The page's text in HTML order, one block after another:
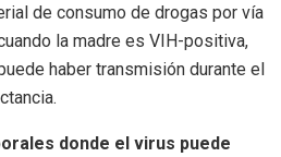
de consumo de drogas por vía
la madre es VIH-positiva,
haber transmisión durante el
donde el virus puede